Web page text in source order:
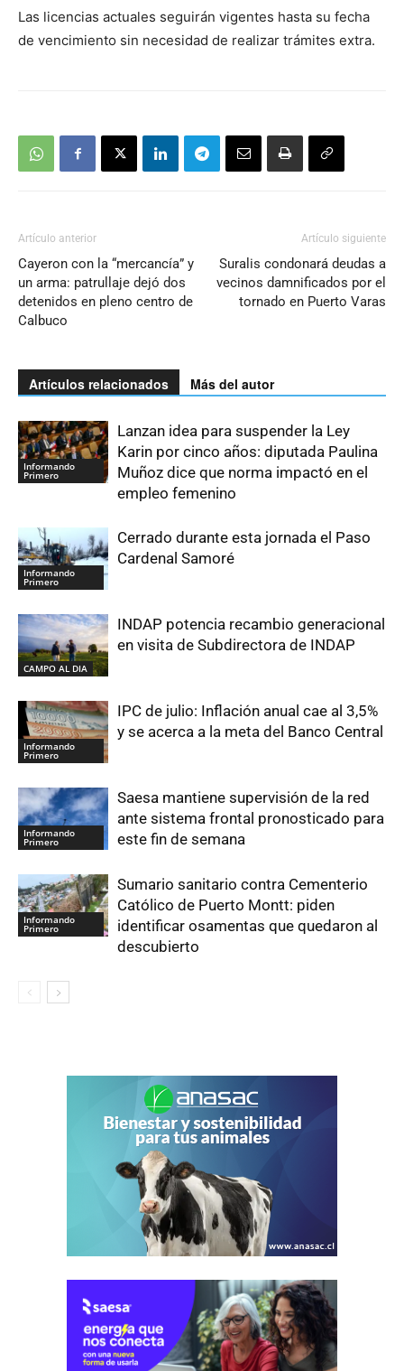
Las licencias actuales seguirán vigentes hasta su fecha
de vencimiento sin necesidad de realizar trámites extra.
Artículo anterior
Cayeron con la “mercancía” y
un arma: patrullaje dejó dos
detenidos en pleno centro de
Calbuco
Artículo siguiente
Suralis condonará deudas a
vecinos damnificados por el
tornado en Puerto Varas
Artículos relacionados Más del autor
Informando
Primero
Lanzan idea para suspender la Ley
Karin por cinco años: diputada Paulina
Muñoz dice que norma impactó en el
empleo femenino
Informando
Primero
Cerrado durante esta jornada el Paso
Cardenal Samoré
CAMPO AL DIA
INDAP potencia recambio generacional
en visita de Subdirectora de INDAP
Informando
Primero
IPC de julio: Inflación anual cae al 3,5%
y se acerca a la meta del Banco Central
Informando
Primero
Saesa mantiene supervisión de la red
ante sistema frontal pronosticado para
este fin de semana
Informando
Primero
Sumario sanitario contra Cementerio
Católico de Puerto Montt: piden
identificar osamentas que quedaron al
descubierto